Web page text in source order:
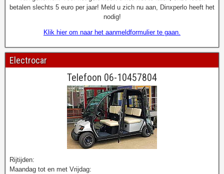
betalen slechts 5 euro per jaar! Meld u zich nu aan, Dinxperlo heeft het
nodig!
Klik hier om naar het aanmeldformulier te gaan.
Electrocar
Telefoon 06-10457804
Rijtijden:
Maandag tot en met Vrijdag: